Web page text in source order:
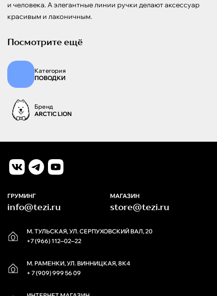
и человека. А элегантные линии ручки делают аксессуар
красивым и лаконичным.
Посмотрите ещё
Категория
ПОВОДКИ
Бренд
ARCTIC LION
М. ТУЛЬСКАЯ, УЛ. СЕРПУХОВСКИЙ ВАЛ, 20
+7 (966) 112‒02‒22
М. РАМЕНКИ, УЛ. ВИННИЦКАЯ, 8К4
+ 7 (909) 999 56 09
ГРУМИНГ
info@tezi.ru
МАГАЗИН
store@tezi.ru